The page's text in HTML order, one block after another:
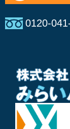
0120-